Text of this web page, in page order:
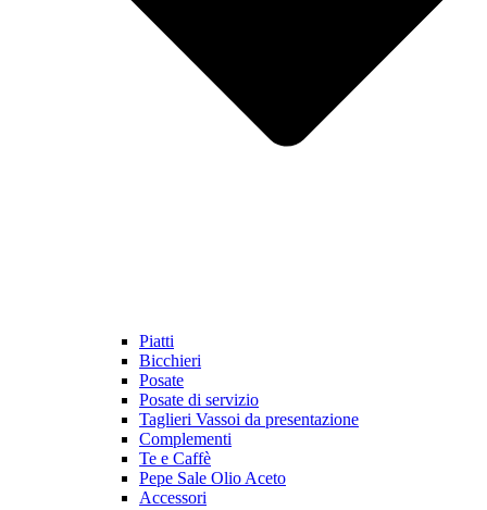
Piatti
Bicchieri
Posate
Posate di servizio
Taglieri Vassoi da presentazione
Complementi
Te e Caffè
Pepe Sale Olio Aceto
Accessori